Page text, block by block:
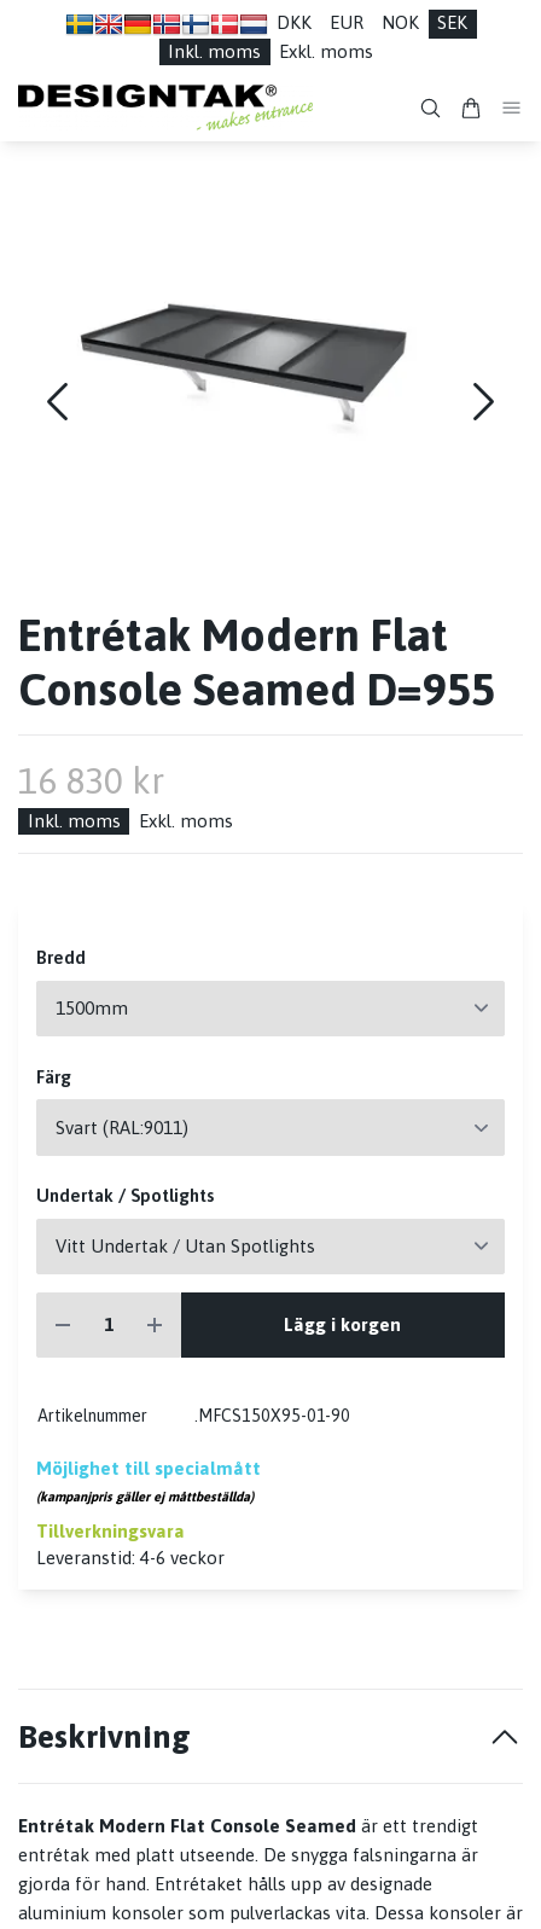
DKK EUR NOK
SEK
Inkl. moms
Exkl. moms
Entrétak Modern Flat
Console Seamed D=955
16 830 kr
Inkl. moms Exkl. moms
Bredd
Färg
Undertak / Spotlights
Lägg i korgen
Artikelnummer .MFCS150X95-01-90
Möjlighet till specialmått
(kampanjpris gäller ej måttbeställda)
Tillverkningsvara
Leveranstid: 4-6 veckor
Beskrivning
Entrétak Modern Flat Console Seamed är ett trendigt
entrétak med platt utseende. De snygga falsningarna är
gjorda för hand. Entrétaket hålls upp av designade
aluminium konsoler som pulverlackas vita. Dessa konsoler är